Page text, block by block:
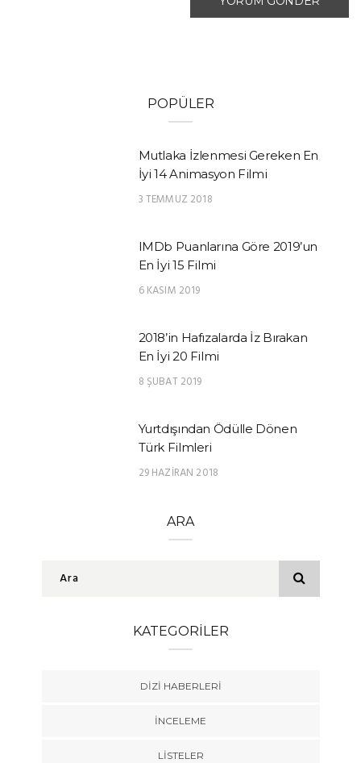
POPÜLER
Mutlaka İzlenmesi Gereken En
İyi 14 Animasyon Filmi
3 TEMMUZ 2018
IMDb Puanlarına Göre 2019’un
En İyi 15 Filmi
6 KASIM 2019
2018’in Hafızalarda İz Bırakan
En İyi 20 Filmi
8 ŞUBAT 2019
Yurtdışından Ödülle Dönen
Türk Filmleri
29 HAZIRAN 2018
ARA
KATEGORILER
DIZI HABERLERI
İNCELEME
LISTELER